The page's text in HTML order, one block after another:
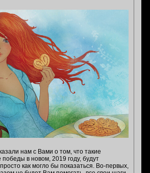
нам с Вами о том, что такие
в новом, 2019 году, будут
как могло бы показаться. Во-первых,